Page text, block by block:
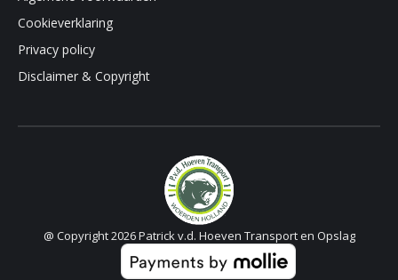
Cookieverklaring
Privacy policy
Disclaimer & Copyright
@ Copyright 2026 Patrick v.d. Hoeven Transport en Opslag